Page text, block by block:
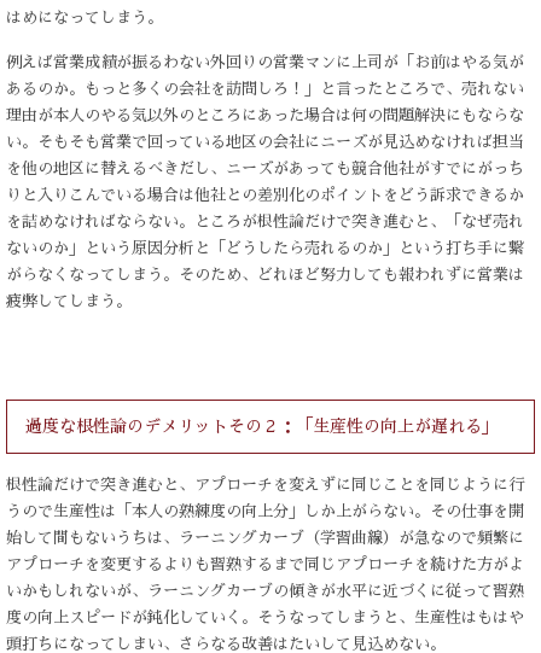
はめになってしまう。
例えば営業成績が振るわない外回りの営業マンに上司が「お前はやる気が
あるのか。もっと多くの会社を訪問しろ！」と言ったところで、売れない
理由が本人のやる気以外のところにあった場合は何の問題解決にもならな
い。そもそも営業で回っている地区の会社にニーズが見込めなければ担当
を他の地区に替えるべきだし、ニーズがあっても競合他社がすでにがっち
りと入りこんでいる場合は他社との差別化のポイントをどう訴求できるか
を詰めなければならない。ところが根性論だけで突き進むと、「なぜ売れ
ないのか」という原因分析と「どうしたら売れるのか」という打ち手に繋
がらなくなってしまう。そのため、どれほど努力しても報われずに営業は
疲弊してしまう。
過度な根性論のデメリットその２：「生産性の向上が遅れる」
根性論だけで突き進むと、アプローチを変えずに同じことを同じように行
うので生産性は「本人の熟練度の向上分」しか上がらない。その仕事を開
始して間もないうちは、ラーニングカーブ（学習曲線）が急なので頻繁に
アプローチを変更するよりも習熟するまで同じアプローチを続けた方がよ
いかもしれないが、ラーニングカーブの傾きが水平に近づくに従って習熟
度の向上スピードが鈍化していく。そうなってしまうと、生産性はもはや
頭打ちになってしまい、さらなる改善はたいして見込めない。